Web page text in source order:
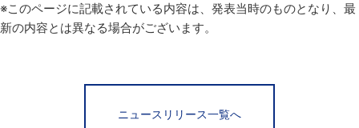
※このページに記載されている内容は、発表当時のものとなり、最
新の内容とは異なる場合がございます。
ニュースリリース一覧へ